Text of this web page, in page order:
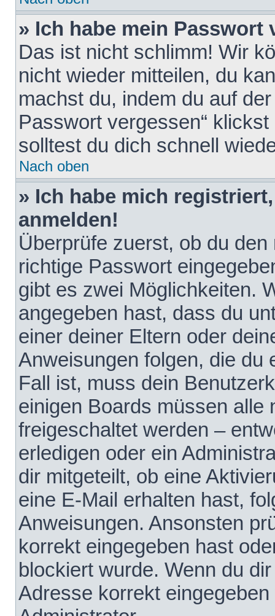
» Ich habe mein Passwort
Das ist nicht schlimm! Wir
nicht wieder mitteilen, du
machst du, indem du auf
Passwort vergessen“
solltest du dich schnell
Nach oben
» Ich habe mich
anmelden!
Überprüfe zuerst, ob du
richtige Passwort
gibt es zwei Möglichkeiten.
angegeben hast, dass du
einer deiner Eltern oder
Anweisungen folgen, die du
Fall ist, muss dein
einigen Boards müssen alle
freigeschaltet werden –
erledigen oder ein
dir mitgeteilt, ob eine
eine E-Mail erhalten hast,
Anweisungen. Ansonsten
korrekt eingegeben hast
blockiert wurde. Wenn du
Adresse korrekt